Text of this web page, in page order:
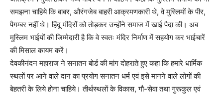
समझना चाहिये कि बाबर, औरंगजेब बाहरी आक्रमणकारी थे, वे मुस्लिमों के पीर,
पैगम्बर नहीं थे। हिंदू मंदिरों को तोड़कर उन्होंने समाज में खाई पैदा की। अब
मुस्लिम भाईयों की जिम्मेदारी है कि वे स्वतः मंदिर निर्माण में सहयोग कर भाईचारें
की मिसाल कायम करें।
देवकीनंदन महाराज ने सनातन बोर्ड की मांग दोहराते हुए कहा कि हमारे धार्मिक
स्थलों पर आने वाले दान का प्रयोग सनातन धर्म एवं इसे मानने वाले लोगों की
बेहतरी के लिये होना चाहिये। तीर्थस्थलों के विकास, गौ-सेवा तथा गुरूकुल एवं